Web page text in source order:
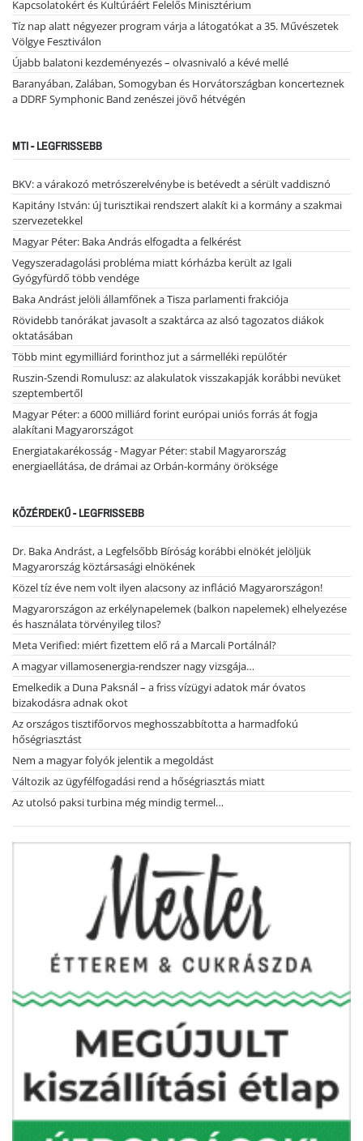
Kapcsolatokért és Kultúráért Felelős Minisztérium
Tíz nap alatt négyezer program várja a látogatókat a 35. Művészetek
Völgye Fesztiválon
Újabb balatoni kezdeményezés – olvasnivaló a kévé mellé
Baranyában, Zalában, Somogyban és Horvátországban koncerteznek
a DDRF Symphonic Band zenészei jövő hétvégén
MTI - LEGFRISSEBB
BKV: a várakozó metrószerelvénybe is betévedt a sérült vaddisznó
Kapitány István: új turisztikai rendszert alakít ki a kormány a szakmai
szervezetekkel
Magyar Péter: Baka András elfogadta a felkérést
Vegyszeradagolási probléma miatt kórházba került az Igali
Gyógyfürdő több vendége
Baka Andrást jelöli államfőnek a Tisza parlamenti frakciója
Rövidebb tanórákat javasolt a szaktárca az alsó tagozatos diákok
oktatásában
Több mint egymilliárd forinthoz jut a sármelléki repülőtér
Ruszin-Szendi Romulusz: az alakulatok visszakapják korábbi nevüket
szeptembertől
Magyar Péter: a 6000 milliárd forint európai uniós forrás át fogja
alakítani Magyarországot
Energiatakarékosság - Magyar Péter: stabil Magyarország
energiaellátása, de drámai az Orbán-kormány öröksége
KÖZÉRDEKŰ - LEGFRISSEBB
Dr. Baka Andrást, a Legfelsőbb Bíróság korábbi elnökét jelöljük
Magyarország köztársasági elnökének
Közel tíz éve nem volt ilyen alacsony az infláció Magyarországon!
Magyarországon az erkélynapelemek (balkon napelemek) elhelyezése
és használata törvényileg tilos?
Meta Verified: miért fizettem elő rá a Marcali Portálnál?
A magyar villamosenergia-rendszer nagy vizsgája…
Emelkedik a Duna Paksnál – a friss vízügyi adatok már óvatos
bizakodásra adnak okot
Az országos tisztifőorvos meghosszabbította a harmadfokú
hőségriasztást
Nem a magyar folyók jelentik a megoldást
Változik az ügyfélfogadási rend a hőségriasztás miatt
Az utolsó paksi turbina még mindig termel…